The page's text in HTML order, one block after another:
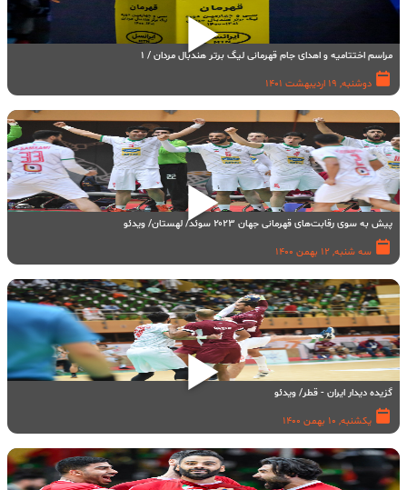
مراسم اختتامیه و اهدای جام قهرمانی لیگ برتر هندبال مردان / ۱
دوشنبه, 19 اردیبهشت 1401
پیش به سوی رقابت‌های قهرمانی جهان ۲۰۲۳ سوئد/ لهستان/ ویدئو
سه شنبه, 12 بهمن 1400
گزیده دیدار ایران - قطر/ ویدئو
یکشنبه, 10 بهمن 1400